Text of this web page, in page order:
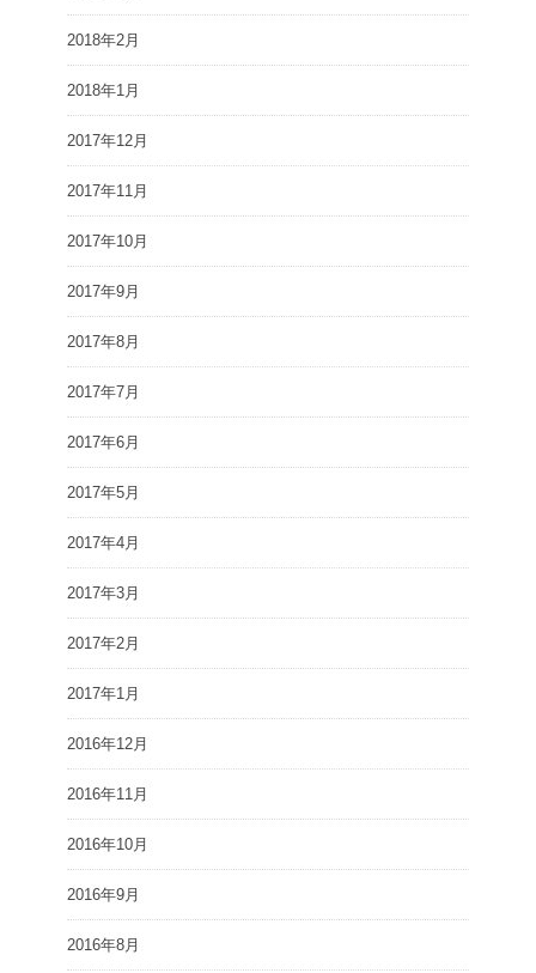
2018年2月
2018年1月
2017年12月
2017年11月
2017年10月
2017年9月
2017年8月
2017年7月
2017年6月
2017年5月
2017年4月
2017年3月
2017年2月
2017年1月
2016年12月
2016年11月
2016年10月
2016年9月
2016年8月